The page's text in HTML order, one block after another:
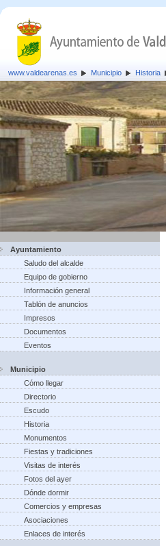
www.valdearenas.es Municipio Historia
Ayuntamiento
Saludo del alcalde
Equipo de gobierno
Información general
Tablón de anuncios
Impresos
Documentos
Eventos
Municipio
Cómo llegar
Directorio
Escudo
Historia
Monumentos
Fiestas y tradiciones
Visitas de interés
Fotos del ayer
Dónde dormir
Comercios y empresas
Asociaciones
Enlaces de interés